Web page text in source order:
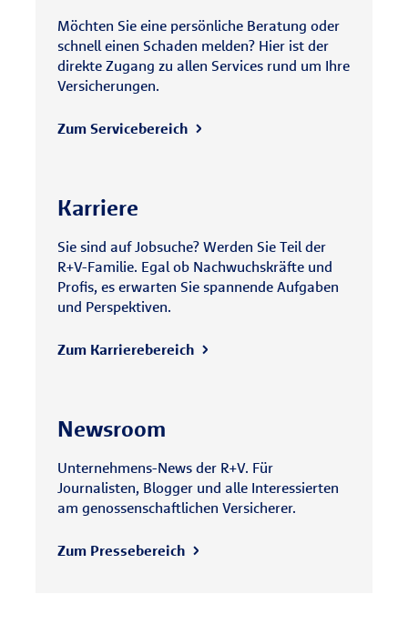
Möchten Sie eine persönliche Beratung oder
schnell einen Schaden melden? Hier ist der
direkte Zugang zu allen Services rund um Ihre
Versicherungen.
Zum Servicebereich
Karriere
Sie sind auf Jobsuche? Werden Sie Teil der
R+V-Familie. Egal ob Nachwuchskräfte und
Profis, es erwarten Sie spannende Aufgaben
und Perspektiven.
Zum Karrierebereich
Newsroom
Unternehmens-News der R+V. Für
Journalisten, Blogger und alle Interessierten
am genossenschaftlichen Versicherer.
Zum Pressebereich